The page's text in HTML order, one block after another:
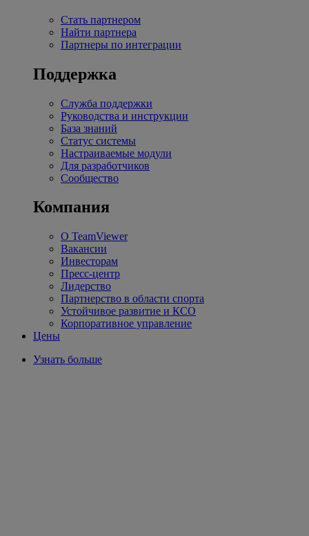
Стать партнером
Найти партнера
Партнеры по интеграции
Поддержка
Служба поддержки
Руководства и инструкции
База знаний
Статус системы
Настраиваемые модули
Для разработчиков
Сообщество
Компания
О TeamViewer
Вакансии
Инвесторам
Пресс-центр
Лидерство
Партнерство в области спорта
Устойчивое развитие и КСО
Корпоративное управление
Цены
Узнать больше